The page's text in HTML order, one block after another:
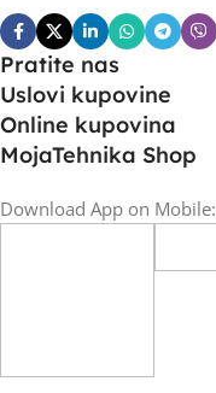
Pratite nas
Uslovi kupovine
Online kupovina
MojaTehnika Shop
Download App on Mobile: